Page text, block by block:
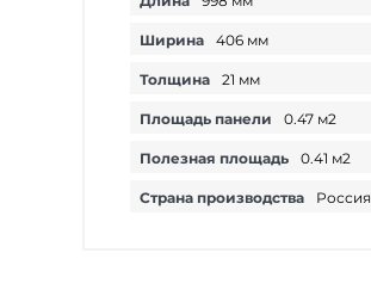
Ширина 406 мм
Толщина 21 мм
Площадь панели 0.47 м2
Полезная площадь 0.41 м2
Страна производства Россия